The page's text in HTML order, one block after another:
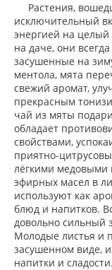
Растения,
исключительный
энергией на
на даче, они
засушенные на
ментола, мята
свежий аромат,
прекрасным
чай из мяты
обладает
свойствами,
приятно-
лёгкими медовыми
эфирных масел в
используют как
блюд и напитков.
довольно сильный
Молодые листья и
засушенном виде,
напитки и сладости.